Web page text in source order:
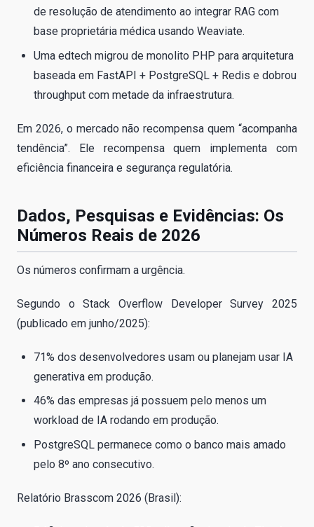
de resolução de atendimento ao integrar RAG com
base proprietária médica usando Weaviate.
Uma edtech migrou de monolito PHP para arquitetura
baseada em FastAPI + PostgreSQL + Redis e dobrou
throughput com metade da infraestrutura.
Em 2026, o mercado não recompensa quem “acompanha
tendência”. Ele recompensa quem implementa com
eficiência financeira e segurança regulatória.
Dados, Pesquisas e Evidências: Os
Números Reais de 2026
Os números confirmam a urgência.
Segundo o Stack Overflow Developer Survey 2025
(publicado em junho/2025):
71% dos desenvolvedores usam ou planejam usar IA
generativa em produção.
46% das empresas já possuem pelo menos um
workload de IA rodando em produção.
PostgreSQL permanece como o banco mais amado
pelo 8º ano consecutivo.
Relatório Brasscom 2026 (Brasil):